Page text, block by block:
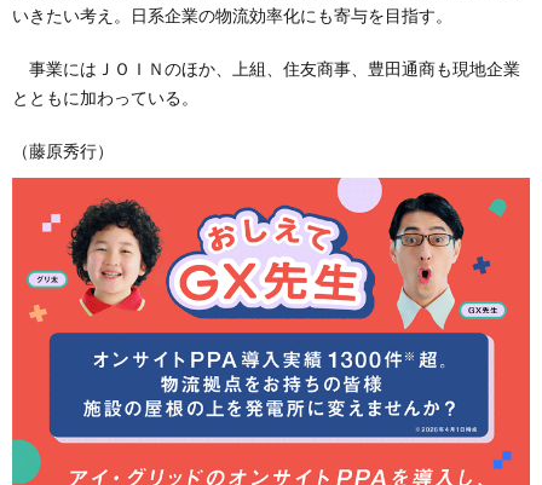
いきたい考え。日系企業の物流効率化にも寄与を目指す。
事業にはＪＯＩＮのほか、上組、住友商事、豊田通商も現地企業
とともに加わっている。
（藤原秀行）